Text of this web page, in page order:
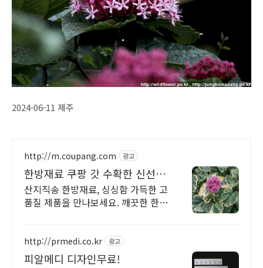
2024-06-11 제주
http://m.coupang.com 광고
한방재료 쿠팡 갓 수확한 신선함
그대로
산지직송 한방재료, 싱싱함 가득한 고
품질 제품을 만나보세요. 깨끗한 한방
http://prmedi.co.kr 광고
피알메디 디자인무료!